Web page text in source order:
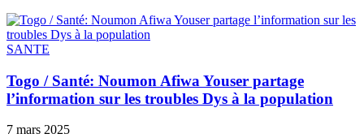
SANTE
Togo / Santé: Noumon Afiwa Youser partage
l’information sur les troubles Dys à la population
7 mars 2025